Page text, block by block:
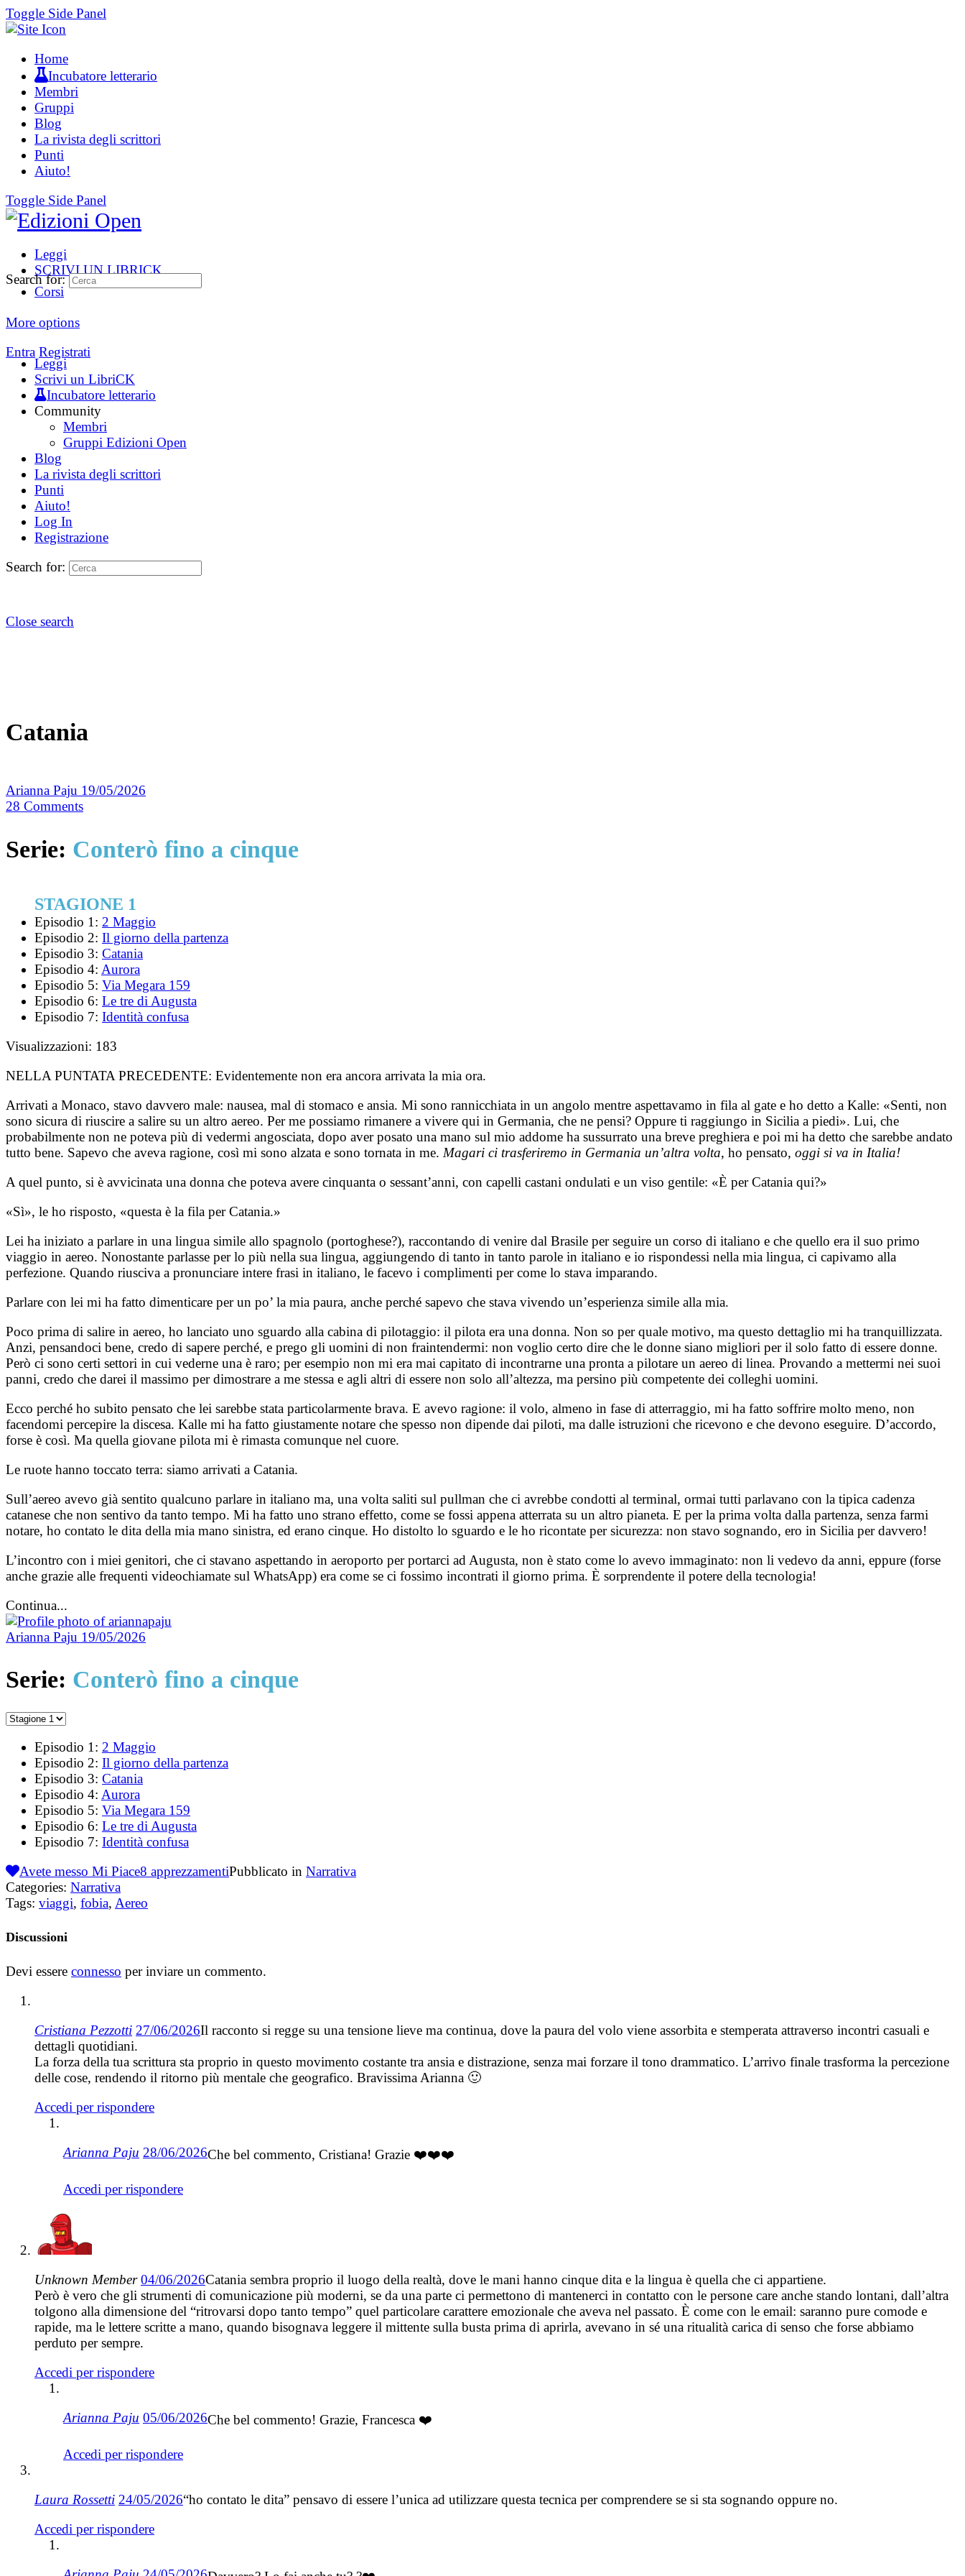
Toggle Side Panel
Home
Incubatore letterario
Membri
Gruppi
Blog
La rivista degli scrittori
Punti
Aiuto!
Toggle Side Panel
Leggi
SCRIVI UN LIBRICK
Corsi
More options
Entra Registrati
Search for:
Leggi
Scrivi un LibriCK
Incubatore letterario
Community
Membri
Gruppi Edizioni Open
Blog
La rivista degli scrittori
Punti
Aiuto!
Log In
Registrazione
Search for:
Close search
Catania
Arianna Paju 19/05/2026
28 Comments
Serie: Conterò fino a cinque
STAGIONE 1
Episodio 1: 2 Maggio
Episodio 2: Il giorno della partenza
Episodio 3: Catania
Episodio 4: Aurora
Episodio 5: Via Megara 159
Episodio 6: Le tre di Augusta
Episodio 7: Identità confusa
Visualizzazioni: 183
NELLA PUNTATA PRECEDENTE: Evidentemente non era ancora arrivata la mia ora.
Arrivati a Monaco, stavo davvero male: nausea, mal di stomaco e ansia. Mi sono rannicchiata in un angolo mentre aspettavamo in fila al gate e ho detto a Kalle: «Senti, non
sono sicura di riuscire a salire su un altro aereo. Per me possiamo rimanere a vivere qui in Germania, che ne pensi? Oppure ti raggiungo in Sicilia a piedi». Lui, che
probabilmente non ne poteva più di vedermi angosciata, dopo aver posato una mano sul mio addome ha sussurrato una breve preghiera e poi mi ha detto che sarebbe andato
tutto bene. Sapevo che aveva ragione, così mi sono alzata e sono tornata in me. Magari ci trasferiremo in Germania un’altra volta, ho pensato, oggi si va in Italia!
A quel punto, si è avvicinata una donna che poteva avere cinquanta o sessant’anni, con capelli castani ondulati e un viso gentile: «È per Catania qui?»
«Sì», le ho risposto, «questa è la fila per Catania.»
Lei ha iniziato a parlare in una lingua simile allo spagnolo (portoghese?), raccontando di venire dal Brasile per seguire un corso di italiano e che quello era il suo primo
viaggio in aereo. Nonostante parlasse per lo più nella sua lingua, aggiungendo di tanto in tanto parole in italiano e io rispondessi nella mia lingua, ci capivamo alla
perfezione. Quando riusciva a pronunciare intere frasi in italiano, le facevo i complimenti per come lo stava imparando.
Parlare con lei mi ha fatto dimenticare per un po’ la mia paura, anche perché sapevo che stava vivendo un’esperienza simile alla mia.
Poco prima di salire in aereo, ho lanciato uno sguardo alla cabina di pilotaggio: il pilota era una donna. Non so per quale motivo, ma questo dettaglio mi ha tranquillizzata.
Anzi, pensandoci bene, credo di sapere perché, e prego gli uomini di non fraintendermi: non voglio certo dire che le donne siano migliori per il solo fatto di essere donne.
Però ci sono certi settori in cui vederne una è raro; per esempio non mi era mai capitato di incontrarne una pronta a pilotare un aereo di linea. Provando a mettermi nei suoi
panni, credo che darei il massimo per dimostrare a me stessa e agli altri di essere non solo all’altezza, ma persino più competente dei colleghi uomini.
Ecco perché ho subito pensato che lei sarebbe stata particolarmente brava. E avevo ragione: il volo, almeno in fase di atterraggio, mi ha fatto soffrire molto meno, non
facendomi percepire la discesa. Kalle mi ha fatto giustamente notare che spesso non dipende dai piloti, ma dalle istruzioni che ricevono e che devono eseguire. D’accordo,
forse è così. Ma quella giovane pilota mi è rimasta comunque nel cuore.
Le ruote hanno toccato terra: siamo arrivati a Catania.
Sull’aereo avevo già sentito qualcuno parlare in italiano ma, una volta saliti sul pullman che ci avrebbe condotti al terminal, ormai tutti parlavano con la tipica cadenza
catanese che non sentivo da tanto tempo. Mi ha fatto uno strano effetto, come se fossi appena atterrata su un altro pianeta. E per la prima volta dalla partenza, senza farmi
notare, ho contato le dita della mia mano sinistra, ed erano cinque. Ho distolto lo sguardo e le ho ricontate per sicurezza: non stavo sognando, ero in Sicilia per davvero!
L’incontro con i miei genitori, che ci stavano aspettando in aeroporto per portarci ad Augusta, non è stato come lo avevo immaginato: non li vedevo da anni, eppure (forse
anche grazie alle frequenti videochiamate sul WhatsApp) era come se ci fossimo incontrati il giorno prima. È sorprendente il potere della tecnologia!
Continua...
Arianna Paju 19/05/2026
Serie: Conterò fino a cinque
Episodio 1: 2 Maggio
Episodio 2: Il giorno della partenza
Episodio 3: Catania
Episodio 4: Aurora
Episodio 5: Via Megara 159
Episodio 6: Le tre di Augusta
Episodio 7: Identità confusa
Avete messo Mi Piace8 apprezzamentiPubblicato in Narrativa
Categories: Narrativa
Tags: viaggi, fobia, Aereo
Discussioni
Devi essere connesso per inviare un commento.
Cristiana Pezzotti 27/06/2026Il racconto si regge su una tensione lieve ma continua, dove la paura del volo viene assorbita e stemperata attraverso incontri casuali e
dettagli quotidiani.
La forza della tua scrittura sta proprio in questo movimento costante tra ansia e distrazione, senza mai forzare il tono drammatico. L’arrivo finale trasforma la percezione
delle cose, rendendo il ritorno più mentale che geografico. Bravissima Arianna 🙂
Accedi per rispondere
Arianna Paju 28/06/2026Che bel commento, Cristiana! Grazie ❤️❤️❤️
Accedi per rispondere
Unknown Member 04/06/2026Catania sembra proprio il luogo della realtà, dove le mani hanno cinque dita e la lingua è quella che ci appartiene.
Però è vero che gli strumenti di comunicazione più moderni, se da una parte ci permettono di mantenerci in contatto con le persone care anche stando lontani, dall’altra
tolgono alla dimensione del “ritrovarsi dopo tanto tempo” quel particolare carattere emozionale che aveva nel passato. È come con le email: saranno pure comode e
rapide, ma le lettere scritte a mano, quando bisognava leggere il mittente sulla busta prima di aprirla, avevano in sé una ritualità carica di senso che forse abbiamo
perduto per sempre.
Accedi per rispondere
Arianna Paju 05/06/2026Che bel commento! Grazie, Francesca ❤️
Accedi per rispondere
Laura Rossetti 24/05/2026“ho contato le dita” pensavo di essere l’unica ad utilizzare questa tecnica per comprendere se si sta sognando oppure no.
Accedi per rispondere